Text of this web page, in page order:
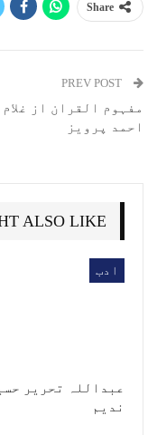
Share
مفہوم القران از غلام
احمد پرویز
ALSO LIKE
ادب
عبداللہ تحریر
ندیم